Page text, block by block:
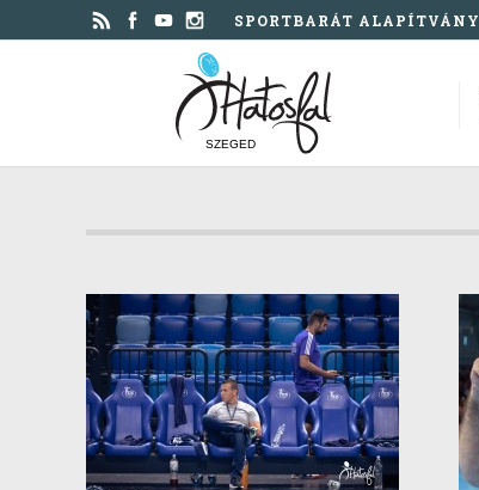
SPORTBARÁT ALAPÍTVÁNY
SZEGED